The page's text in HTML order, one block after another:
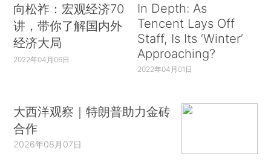
向松祚：宏观经济70
讲，带你了解国内外
经济大局
2022年04月06日
In Depth: As
Tencent Lays Off
Staff, Is Its ‘Winter’
Approaching?
2022年04月01日
大西洋观察｜特朗普助力金砖
合作
2026年08月07日